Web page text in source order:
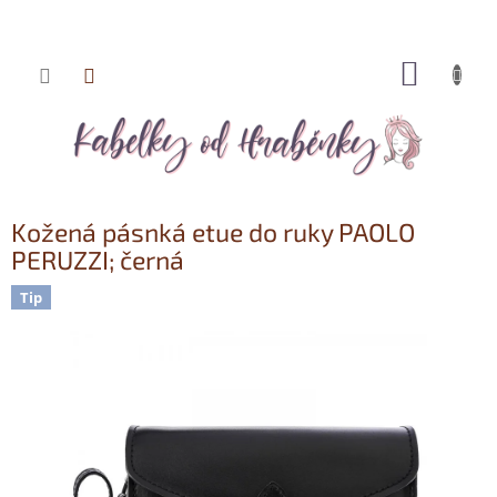
Přejít
Kožená pásnká etue do ruky PAOLO
PERUZZI; černá
Tip